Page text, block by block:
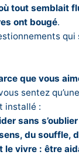
tout semblait
ont bougé.
que vous
sentez
installé :
sans
du souffle,
le vivre : être